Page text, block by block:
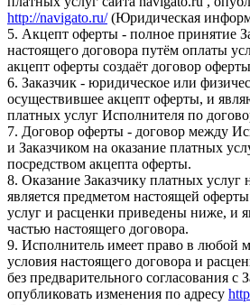
http://navigato.ru/(Юридическая
5. Акцепт оферты - полное принятие
настоящего договора путём оплаты
акцепт оферты создаёт договор
6. Заказчик - юридическое или
осуществившее акцепт оферты, и
платных услуг Исполнителя по
7. Договор оферты - договор между
и Заказчиком на оказание платных
посредством акцепта оферты.
8. Оказание Заказчику платных услуг
является предметом настоящей
услуг и расценки приведены ниже, и
частью настоящего договора.
9. Исполнитель имеет право в любой
условия настоящего договора и
без предварительного согласования с
опубликовать изменения по адресу